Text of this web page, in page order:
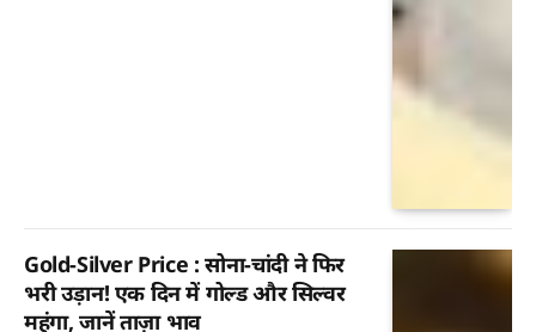
Gold-Silver Price : सोना-चांदी ने फिर
भरी उड़ान! एक दिन में गोल्ड और सिल्वर
महंगा, जानें ताज़ा भाव